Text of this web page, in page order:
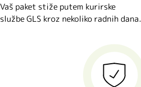
Vaš paket stiže putem kurirske
službe GLS kroz nekoliko radnih dana.